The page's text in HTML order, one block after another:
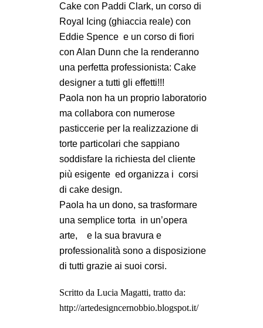
Cake con Paddi Clark, un corso di
Royal Icing (ghiaccia reale) con
Eddie Spence e un corso di fiori
con Alan Dunn che la renderanno
una perfetta professionista: Cake
designer a tutti gli effetti!!!
Paola non ha un proprio laboratorio
ma collabora con numerose
pasticcerie per la realizzazione di
torte particolari che sappiano
soddisfare la richiesta del cliente
più esigente ed organizza i corsi
di cake design.
Paola ha un dono, sa trasformare
una semplice torta in un’opera
arte,
e la sua bravura e
professionalità sono a disposizione
di tutti grazie ai suoi corsi.
Scritto da Lucia Magatti, tratto da:
http://artedesigncernobbio.blogspot.it/